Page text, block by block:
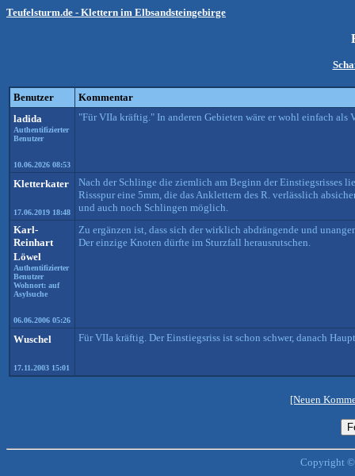
Teufelsturm.de - Klettern im Elbsandsteingebirge
Benutzer
Kommentar
ladida
Authentifizierter
Benutzer
10.06.2026 08:53
"Für VIIa kräftig." In anderen Gebieten wäre er wohl einfach als
Kletterkater
17.06.2019 18:48
Nach der Schlinge die ziemlich am Beginn der Einstiegsrisses
Rissspur eine 5mm, die das Anklettern des R. verlässlich
und auch noch Schlingen möglich.
Karl-
Reinhart
Löwel
Authentifizierter
Benutzer
Wohnort: auf
Asylsuche
06.06.2006 05:26
Zu ergänzen ist, dass sich der wirklich abdrängende und
Der einzige Knoten dürfte im Sturzfall herausrutschen.
Wuschel
17.11.2003 15:01
Für VIIa kräftig. Der Einstiegsriss ist schon schwer, danach
[Neuen
Copyright ©